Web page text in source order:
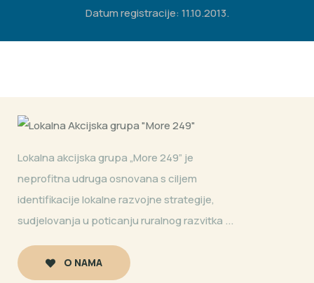
Datum registracije: 11.10.2013.
Lokalna akcijska grupa „More 249” je
neprofitna udruga osnovana s ciljem
identifikacije lokalne razvojne strategije,
sudjelovanja u poticanju ruralnog razvitka ...
O NAMA